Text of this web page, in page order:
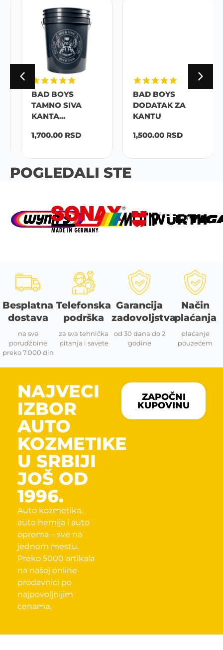
BAD BOYS
TAMNO SIVA
KANTA...
1,700.00RSD
BAD BOYS
DODATAK ZA
KANTU
1,500.00RSD
POGLEDALI STE
Besplatna
dostava
na sve
porudžbine
preko 7.000 din
Telefonska
podrška
za sva tehnička
pitanja i savete
Garancija
zadovoljstva
od 30 dana do 2
godine
Način
plaćanja
plaćanje
pouzećem
NAJVECI
IZBOR
AUTO
KOZMETIKE
U SRBIJI
JOŠ OD
1996.
Auto kozmetika,
auto hemija i auto
oprema – sve na
jednom mestu.
Preko 5000 artikala
na našoj online
prodavnici po
najpovoljnijim
cenama.
ZAPOČNI
KUPOVINU